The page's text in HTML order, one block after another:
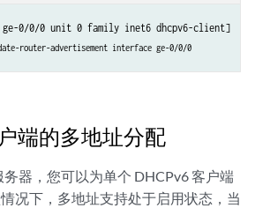
0/0/0 unit 0 family inet6 dhcpv6-client]
router-advertisement interface ge-0/0/0
端的多地址分配
器，您可以为单个 DHCPv6 客户端
况下，多地址支持处于启用状态，当